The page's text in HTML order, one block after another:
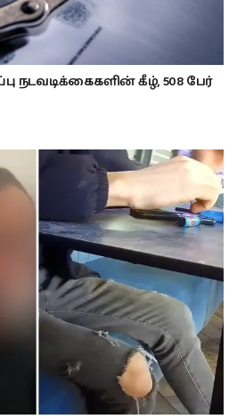
நடவடிக்கைகளின் கீழ், 508 பேர்